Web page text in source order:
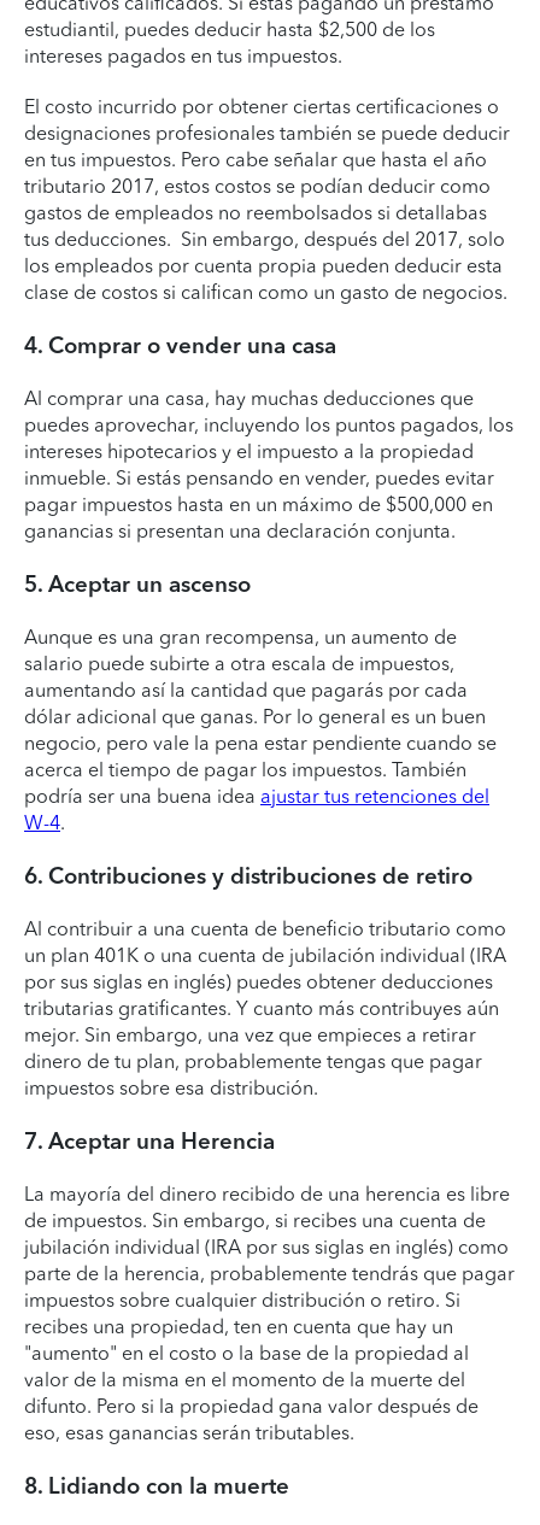
estudiantil, puedes deducir hasta $2,500 de los
intereses pagados en tus impuestos.
El costo incurrido por obtener ciertas certificaciones o
designaciones profesionales también se puede deducir
en tus impuestos. Pero cabe señalar que hasta el año
tributario 2017, estos costos se podían deducir como
gastos de empleados no reembolsados si detallabas
tus deducciones. Sin embargo, después del 2017, solo
los empleados por cuenta propia pueden deducir esta
clase de costos si califican como un gasto de negocios.
4. Comprar o vender una casa
Al comprar una casa, hay muchas deducciones que
puedes aprovechar, incluyendo los puntos pagados, los
intereses hipotecarios y el impuesto a la propiedad
inmueble. Si estás pensando en vender, puedes evitar
pagar impuestos hasta en un máximo de $500,000 en
ganancias si presentan una declaración conjunta.
5. Aceptar un ascenso
Aunque es una gran recompensa, un aumento de
salario puede subirte a otra escala de impuestos,
aumentando así la cantidad que pagarás por cada
dólar adicional que ganas. Por lo general es un buen
negocio, pero vale la pena estar pendiente cuando se
acerca el tiempo de pagar los impuestos. También
podría ser una buena idea ajustar tus retenciones del
W-4.
6. Contribuciones y distribuciones de retiro
Al contribuir a una cuenta de beneficio tributario como
un plan 401K o una cuenta de jubilación individual (IRA
por sus siglas en inglés) puedes obtener deducciones
tributarias gratificantes. Y cuanto más contribuyes aún
mejor. Sin embargo, una vez que empieces a retirar
dinero de tu plan, probablemente tengas que pagar
impuestos sobre esa distribución.
7. Aceptar una Herencia
La mayoría del dinero recibido de una herencia es libre
de impuestos. Sin embargo, si recibes una cuenta de
jubilación individual (IRA por sus siglas en inglés) como
parte de la herencia, probablemente tendrás que pagar
impuestos sobre cualquier distribución o retiro. Si
recibes una propiedad, ten en cuenta que hay un
"aumento" en el costo o la base de la propiedad al
valor de la misma en el momento de la muerte del
difunto. Pero si la propiedad gana valor después de
eso, esas ganancias serán tributables.
8. Lidiando con la muerte